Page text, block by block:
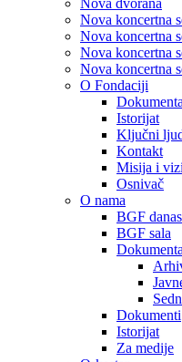
Nova koncertna
Nova koncertna
Nova koncertna
Nova koncertna
O Fondaciji
Dokumenta
Istorijat
Ključni
Kontakt
Misija i
Osnivač
O nama
BGF danas
BGF sala
Dokumenta
Dokumenti
Istorijat
Za medije